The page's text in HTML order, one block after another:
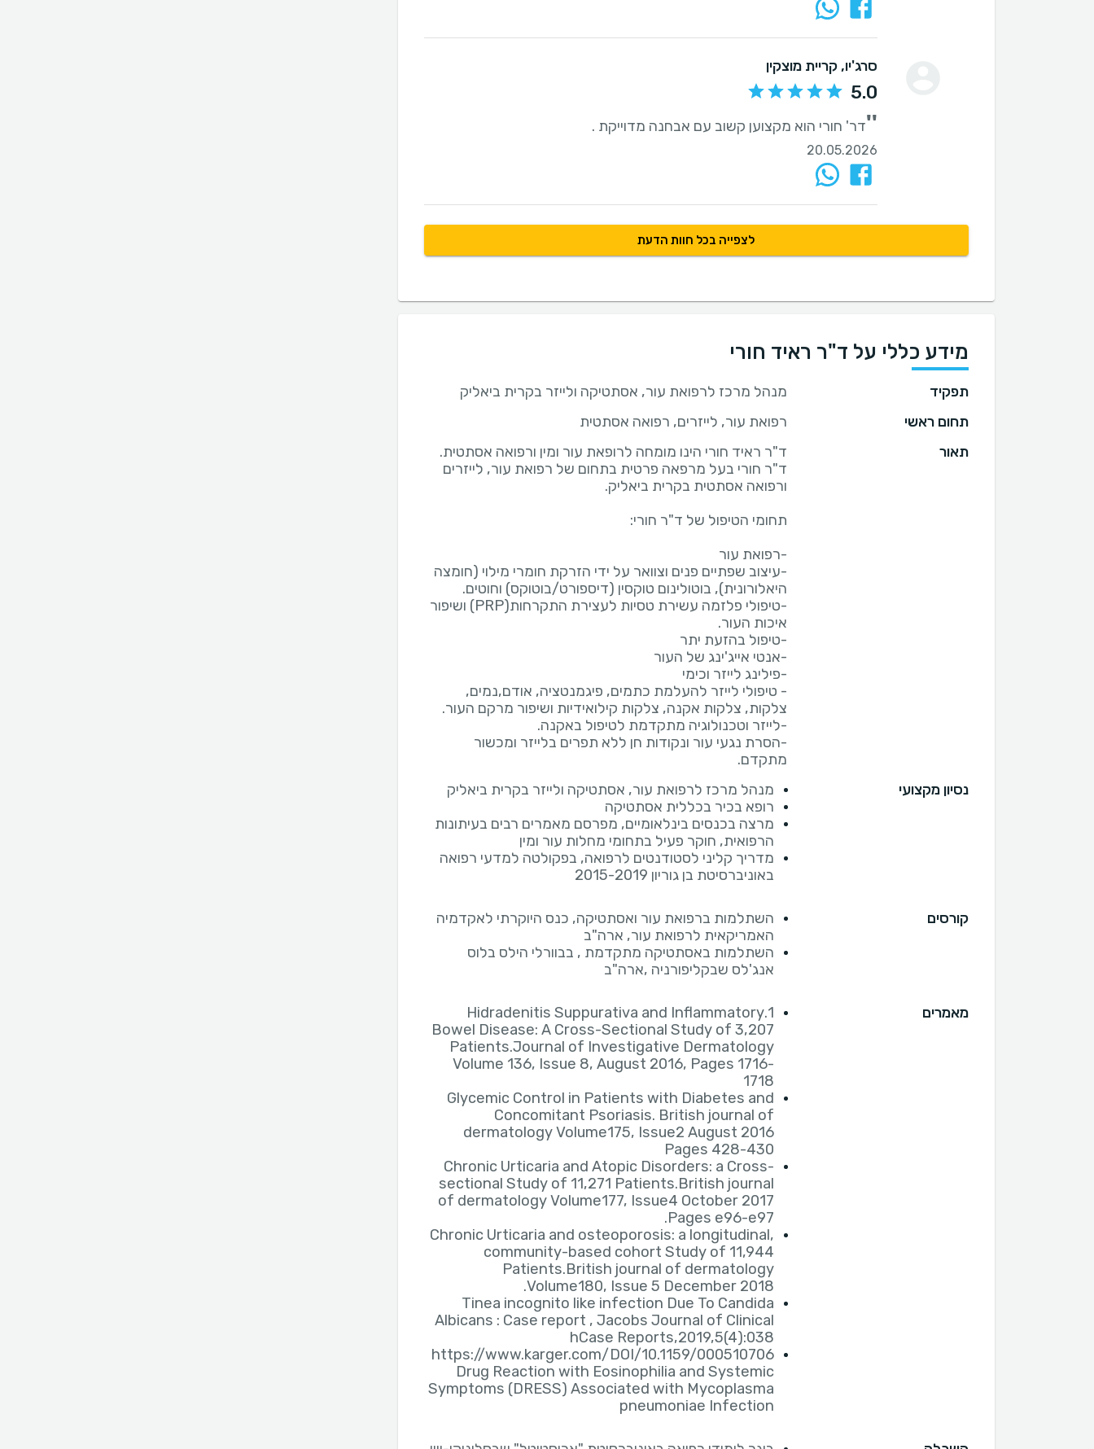
סרג'יו, קריית מוצקין
5.0
''דר' חורי הוא מקצוען קשוב עם אבחנה מדוייקת .
20.05.2026
לצפייה בכל חוות הדעת
מידע כללי על ד"ר ראיד חורי
תפקיד
מנהל מרכז לרפואת עור, אסתטיקה ולייזר בקרית ביאליק
תחום ראשי
רפואת עור, לייזרים, רפואה אסתטית
תאור
ד"ר ראיד חורי הינו מומחה לרופאת עור ומין ורפואה אסתטית.
ד"ר חורי בעל מרפאה פרטית בתחום של רפואת עור, לייזרים
-עיצוב שפתיים פנים וצוואר על ידי הזרקת חומרי מילוי (חומצה
-טיפולי פלזמה עשירת טסיות לעצירת התקרחות(PRP) ושיפור
- טיפולי לייזר להעלמת כתמים, פיגמנטציה, אודם,נמים,
-הסרת נגעי עור ונקודות חן ללא תפרים בלייזר ומכשור
מתקדם.
נסיון מקצועי
מנהל מרכז לרפואת עור, אסתטיקה ולייזר בקרית ביאליק
רופא בכיר בכללית אסתטיקה
מרצה בכנסים בינלאומיים, מפרסם מאמרים רבים בעיתונות
הרפואית, חוקר פעיל בתחומי מחלות עור ומין
מדריך קליני לסטודנטים לרפואה, בפקולטה למדעי רפואה
באוניברסיטת בן גוריון 2015-2019
קורסים
השתלמות ברפואת עור ואסתטיקה, כנס היוקרתי לאקדמיה
האמריקאית לרפואת עור, ארה"ב
השתלמות באסתטיקה מתקדמת , בבוורלי הילס בלוס
אנג'לס שבקליפורניה ,ארה"ב
מאמרים
1.Hidradenitis Suppurativa and Inflammatory
Bowel Disease: A Cross-Sectional Study of 3,207
Patients.Journal of Investigative Dermatology
Volume 136, Issue 8, August 2016, Pages 1716-
1718
Glycemic Control in Patients with Diabetes and
Concomitant Psoriasis. British journal of
dermatology Volume175, Issue2 August 2016
Pages 428-430
Chronic Urticaria and Atopic Disorders: a Cross-
sectional Study of 11,271 Patients.British journal
of dermatology Volume177, Issue4 October 2017
Pages e96-e97.
Chronic Urticaria and osteoporosis: a longitudinal,
community-based cohort Study of 11,944
Patients.British journal of dermatology
Volume180, Issue 5 December 2018.
Tinea incognito like infection Due To Candida
Albicans : Case report , Jacobs Journal of Clinical
hCase Reports,2019,5(4):038
https://www.karger.com/DOI/10.1159/000510706
Drug Reaction with Eosinophilia and Systemic
Symptoms (DRESS) Associated with Mycoplasma
pneumoniae Infection